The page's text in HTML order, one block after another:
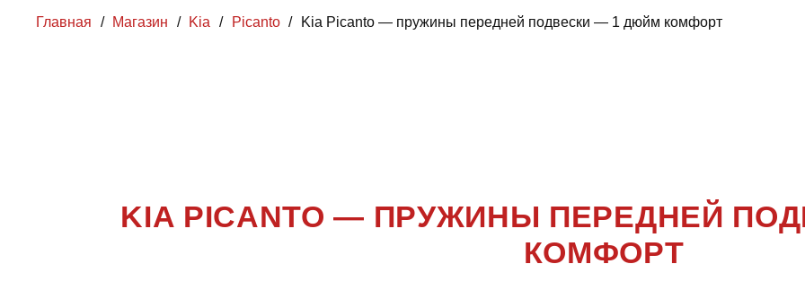
Главная / Магазин / Kia / Picanto / Kia Picanto — пружины передней подвески — 1 дюйм комфорт
PICANTO
KIA PICANTO — ПРУЖИНЫ ПЕРЕДНЕЙ
КОМФОРТ